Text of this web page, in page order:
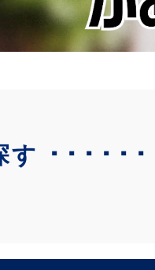
す ･･････